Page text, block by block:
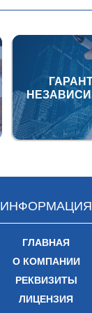
ИНФОРМАЦИЯ
ГЛАВНАЯ
О КОМПАНИИ
РЕКВИЗИТЫ
ЛИЦЕНЗИЯ